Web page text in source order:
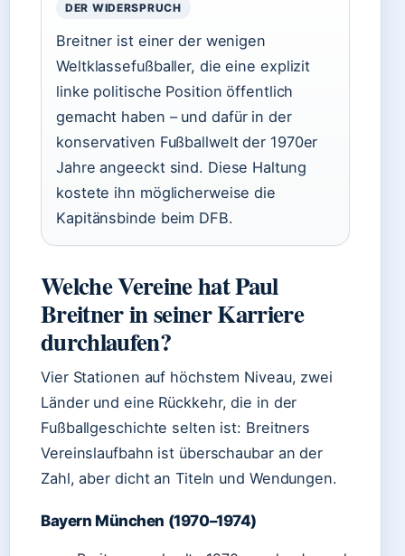
DER WIDERSPRUCH
Breitner ist einer der wenigen
Weltklassefußballer, die eine explizit
linke politische Position öffentlich
gemacht haben – und dafür in der
konservativen Fußballwelt der 1970er
Jahre angeeckt sind. Diese Haltung
kostete ihn möglicherweise die
Kapitänsbinde beim DFB.
Welche Vereine hat Paul
Breitner in seiner Karriere
durchlaufen?
Vier Stationen auf höchstem Niveau, zwei
Länder und eine Rückkehr, die in der
Fußballgeschichte selten ist: Breitners
Vereinslaufbahn ist überschaubar an der
Zahl, aber dicht an Titeln und Wendungen.
Bayern München (1970–1974)